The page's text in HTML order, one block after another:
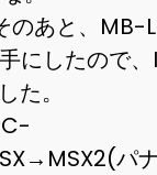
と、 MB-
にしたので、
た。
→ MSX2(パ